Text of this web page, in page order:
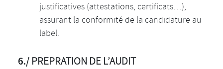
justificatives (attestations, certificats…),
assurant la conformité de la candidature au
label.
6./ PREPRATION DE L’AUDIT